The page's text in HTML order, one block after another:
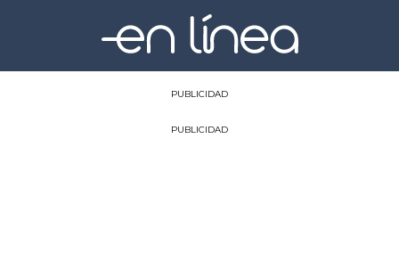
PUBLICIDAD
PUBLICIDAD